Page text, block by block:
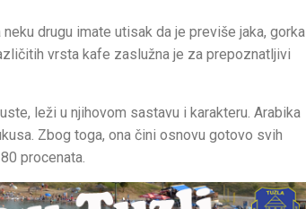
drugu imate utisak da je previše jaka, gorka
vrsta kafe zaslužna je za prepoznatljivi
leži u njihovom sastavu i karakteru. Arabika
Zbog toga, ona čini osnovu gotovo svih
procenata.